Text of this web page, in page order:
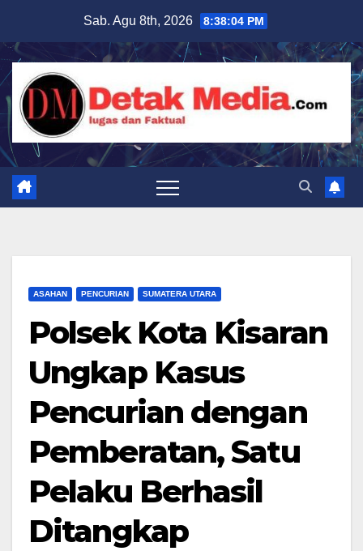
content
Sab. Agu 8th, 2026 8:38:05 PM
ASAHAN PENCURIAN SUMATERA UTARA
Polsek Kota Kisaran
Ungkap Kasus
Pencurian dengan
Pemberatan, Satu
Pelaku Berhasil
Ditangkap